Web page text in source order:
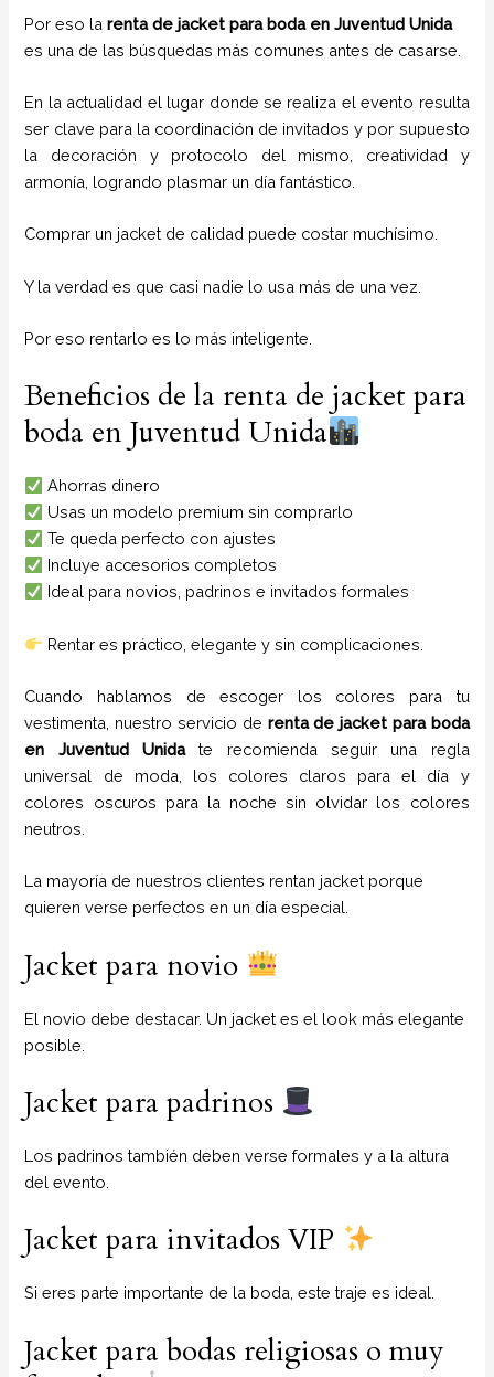
Por eso larenta de jacket para boda en Juventud Unida
es una de las búsquedas más comunes antes de casarse.
En la actualidad el lugar donde se realiza el evento resulta
ser clave para la coordinación de invitados y por supuesto
la decoración y protocolo del mismo, creatividad y
armonía, logrando plasmar un día fantástico.
Comprar un jacket de calidad puede costar muchísimo.
Y la verdad es que casi nadie lo usa más de una vez.
Por eso rentarlo es lo más inteligente.
Beneficios de la renta de jacket para
boda en Juventud Unida
Ahorras dinero
Usas un modelo premium sin comprarlo
Te queda perfecto con ajustes
Incluye accesorios completos
Ideal para novios, padrinos e invitados formales
Rentar es práctico, elegante y sin complicaciones.
Cuando hablamos de escoger los colores para tu
vestimenta, nuestro servicio de renta de jacket para boda
en Juventud Unidate recomienda seguir una regla
universal de moda, los colores claros para el día y
colores oscuros para la noche sin olvidar los colores
neutros.
La mayoría de nuestros clientes rentan jacket porque
quieren verse perfectos en un día especial.
Jacket para novio
El novio debe destacar. Un jacket es el look más elegante
posible.
Jacket para padrinos
Los padrinos también deben verse formales y a la altura
del evento.
Jacket para invitados VIP
Si eres parte importante de la boda, este traje es ideal.
Jacket para bodas religiosas o muy